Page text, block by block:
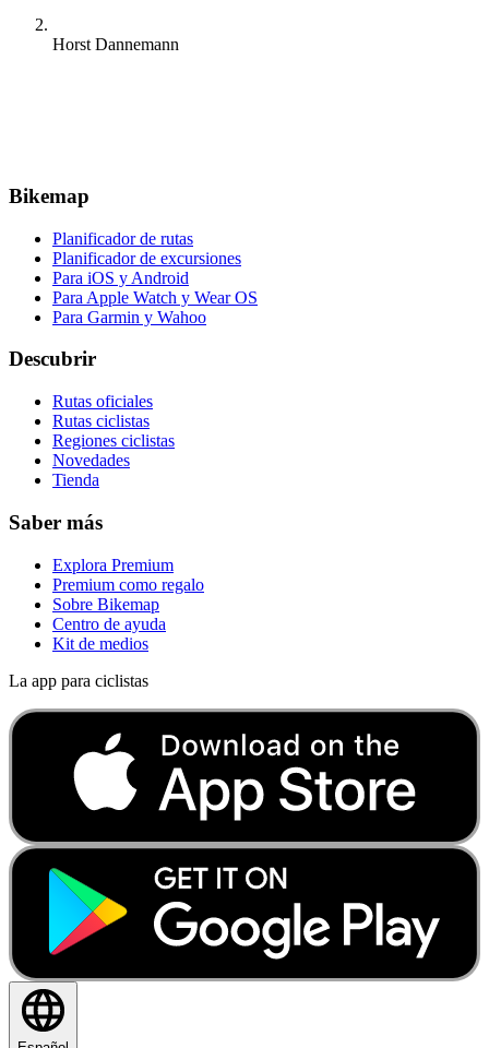
Horst Dannemann
Bikemap
Planificador de rutas
Planificador de excursiones
Para iOS y Android
Para Apple Watch y Wear OS
Para Garmin y Wahoo
Descubrir
Rutas oficiales
Rutas ciclistas
Regiones ciclistas
Novedades
Tienda
Saber más
Explora Premium
Premium como regalo
Sobre Bikemap
Centro de ayuda
Kit de medios
La app para ciclistas